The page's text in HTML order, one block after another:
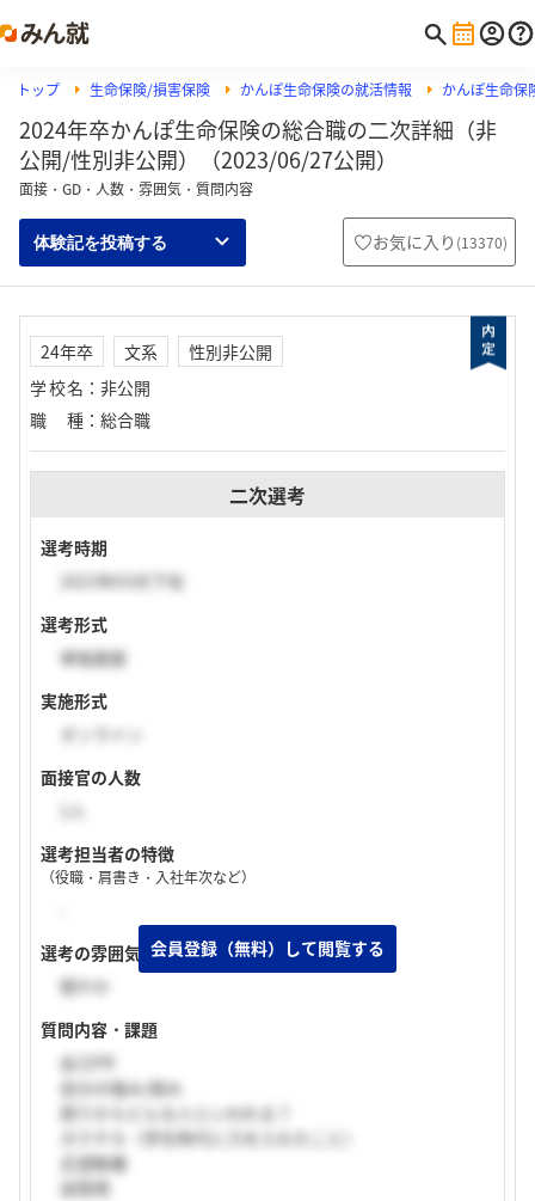
トップ 生命保険/損害保険 かんぽ生命保険の就活情報 かんぽ生命保
2024年卒かんぽ生命保険の総合職の二次詳細（非
公開/性別非公開）（2023/06/27公開）
面接・GD・人数・雰囲気・質問内容
体験記を投稿する お気に入り (13370)
24年卒 文系
性別非公開
学校名 ： 非公開
職種 ： 総合職
二次選考
選考時期
2023年03月下旬
選考形式
単独面接
実施形式
オンライン
面接官の人数
選考担当者の特徴
（役職・肩書き・入社年次など）
選考の雰囲気
穏やか
質問内容・課題
自己PR
自分の強み/弱み
周りからどんな人といわれる？
ガクチカ（学生時代に力を入れたこと）
志望動機
逆質問